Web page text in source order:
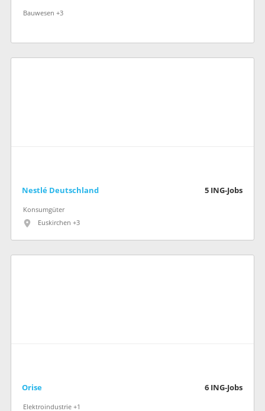
Bauwesen +3
Nestlé Deutschland 5 ING-Jobs
Konsumgüter
Euskirchen +3
Orise 6 ING-Jobs
Elektroindustrie +1